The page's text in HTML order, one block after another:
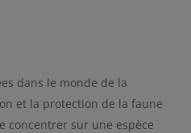
dans le monde de la
et la protection de la faune
concentrer sur une espèce